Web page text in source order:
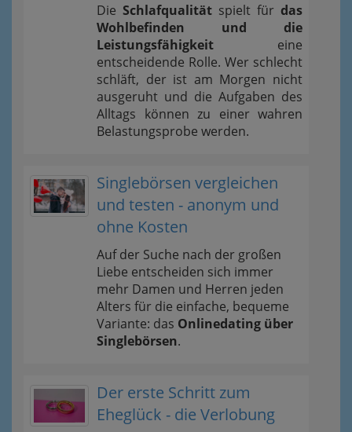
Die Schlafqualität spielt für das
Wohlbefinden und die
Leistungsfähigkeit eine
entscheidende Rolle. Wer schlecht
schläft, der ist am Morgen nicht
ausgeruht und die Aufgaben des
Alltags können zu einer wahren
Belastungsprobe werden.
Singlebörsen vergleichen
und testen - anonym und
ohne Kosten
Auf der Suche nach der großen
Liebe entscheiden sich immer
mehr Damen und Herren jeden
Alters für die einfache, bequeme
Variante: das Onlinedating über
Singlebörsen.
Der erste Schritt zum
Eheglück - die Verlobung